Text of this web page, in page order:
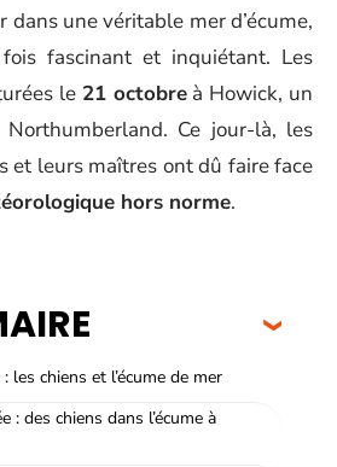
dans une véritable mer d’écume,
fascinant et inquiétant. Les
le 21 octobreà Howick, un
Ce jour-là, les
et leurs maîtres ont dû faire face
hors norme.
les chiens et l’écume de mer
: des chiens dans l’écume à